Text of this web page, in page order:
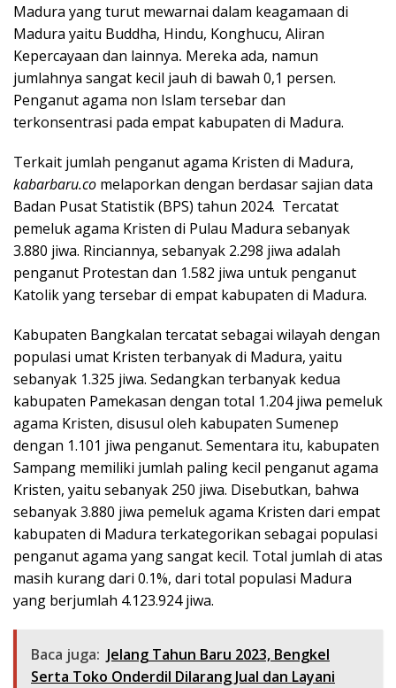
Madura yang turut mewarnai dalam keagamaan di
Madura yaitu Buddha, Hindu, Konghucu, Aliran
Kepercayaan dan lainnya. Mereka ada, namun
jumlahnya sangat kecil jauh di bawah 0,1 persen.
Penganut agama non Islam tersebar dan
terkonsentrasi pada empat kabupaten di Madura.
Terkait jumlah penganut agama Kristen di Madura,
kabarbaru.co melaporkan dengan berdasar sajian data
Badan Pusat Statistik (BPS) tahun 2024. Tercatat
pemeluk agama Kristen di Pulau Madura sebanyak
3.880 jiwa. Rinciannya, sebanyak 2.298 jiwa adalah
penganut Protestan dan 1.582 jiwa untuk penganut
Katolik yang tersebar di empat kabupaten di Madura.
Kabupaten Bangkalan tercatat sebagai wilayah dengan
populasi umat Kristen terbanyak di Madura, yaitu
sebanyak 1.325 jiwa. Sedangkan terbanyak kedua
kabupaten Pamekasan dengan total 1.204 jiwa pemeluk
agama Kristen, disusul oleh kabupaten Sumenep
dengan 1.101 jiwa penganut. Sementara itu, kabupaten
Sampang memiliki jumlah paling kecil penganut agama
Kristen, yaitu sebanyak 250 jiwa. Disebutkan, bahwa
sebanyak 3.880 jiwa pemeluk agama Kristen dari empat
kabupaten di Madura terkategorikan sebagai populasi
penganut agama yang sangat kecil. Total jumlah di atas
masih kurang dari 0.1%, dari total populasi Madura
yang berjumlah 4.123.924 jiwa.
Baca juga: Jelang Tahun Baru 2023, Bengkel
Serta Toko Onderdil Dilarang Jual dan Layani